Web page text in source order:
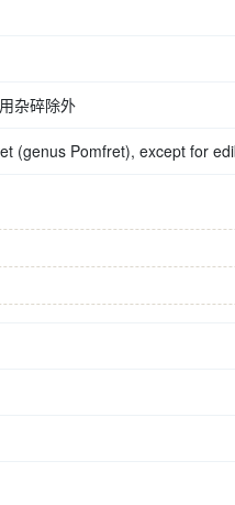
杂碎除外
(genus Pomfret), except for